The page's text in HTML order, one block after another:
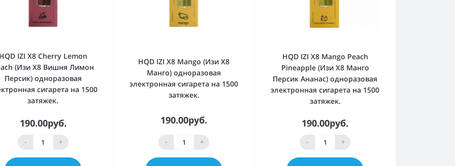
HQD IZI X8 Cherry Lemon
(Изи Х8 Вишня Лимон
Персик) одноразовая
сигарета на 1500
затяжек.
190.00руб.
- +
HQD IZI X8 Mango (Изи Х8
Манго) одноразовая
электронная сигарета на 1500
затяжек.
190.00руб.
- +
HQD IZI X8 Mango Peach
Pineapple (Изи Х8 Манго
Персик Ананас) одноразовая
электронная сигарета на 1500
затяжек.
190.00руб.
- +